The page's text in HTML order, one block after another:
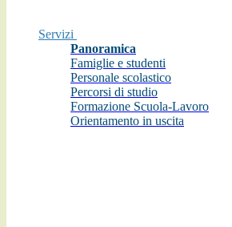
Servizi
Panoramica
Famiglie e studenti
Personale scolastico
Percorsi di studio
Formazione Scuola-Lavoro
Orientamento in uscita